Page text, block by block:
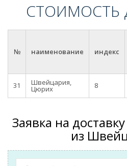
СТОИМОСТЬ
№ наименование индекс
31 Швейцария,
Цюрих 8
Заявка на
из